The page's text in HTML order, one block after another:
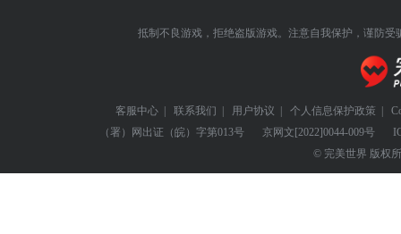
抵制不良游戏，拒绝盗版游戏。注意自我保护，谨防受
客服中心 | 联系我们 | 用户协议 | 个人信息保护政策 |
（署）网出证（皖）字第013号
京网文[2022]0044-009号
© 完美世界 版权所